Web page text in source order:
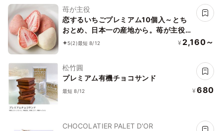
苺が主役
恋するいちごプレミアム10個入～とち
おとめ、日本一の産地から。苺が主役
の美味しいお菓子～お中元・夏ギフト
5(2)最短 8/12 ¥ 2,160～
松竹圓
プレミアム有機チョコサンド
最短 8/12 ¥ 680
CHOCOLATIER PALET D'OR